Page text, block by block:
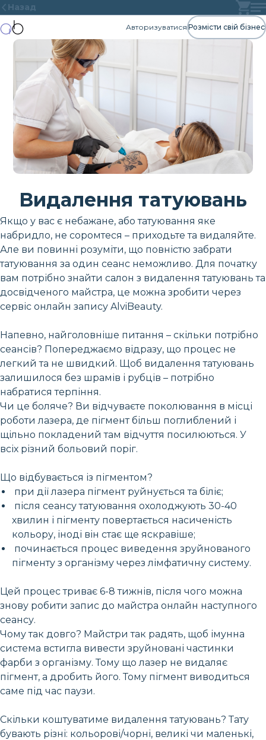
Назад
Авторизуватися Розмісти свій бізнес
Видалення татуювань
Якщо у вас є небажане, або татуювання яке
набридло, не соромтеся – приходьте та видаляйте.
Але ви повинні розуміти, що повністю забрати
татуювання за один сеанс неможливо. Для початку
вам потрібно знайти салон з видалення татуювань та
досвідченого майстра, це можна зробити через
сервіс онлайн запису AlviBeauty.
Напевно, найголовніше питання – скільки потрібно
сеансів? Попереджаємо відразу, що процес не
легкий та не швидкий. Щоб видалення татуювань
залишилося без шрамів і рубців – потрібно
набратися терпіння.
Чи це боляче? Ви відчуваєте поколювання в місці
роботи лазера, де пігмент більш поглиблений і
щільно покладений там відчуття посилюються. У
всіх різний больовий поріг.
Що відбувається із пігментом?
при дії лазера пігмент руйнується та біліє;
після сеансу татуювання охолоджують 30-40
хвилин і пігменту повертається насиченість
кольору, іноді він стає ще яскравіше;
починається процес виведення зруйнованого
пігменту з організму через лімфатичну систему.
Цей процес триває 6-8 тижнів, після чого можна
знову робити запис до майстра онлайн наступного
сеансу.
Чому так довго? Майстри так радять, щоб імунна
система встигла вивести зруйновані частинки
фарби з організму. Тому що лазер не видаляє
пігмент, а дробить його. Тому пігмент виводиться
саме під час паузи.
Скільки коштуватиме видалення татуювань? Тату
бувають різні: кольорові/чорні, великі чи маленькі,